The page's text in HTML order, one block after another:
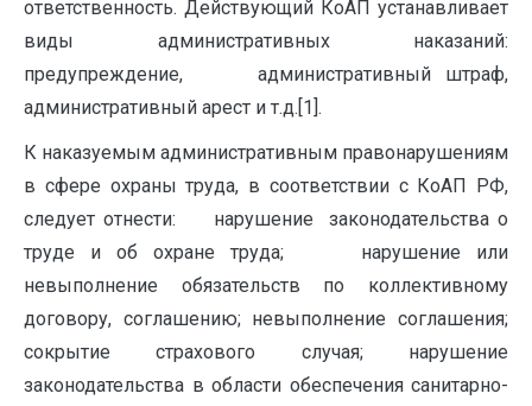
ответственность. Действующий КоАП устанавливает
виды административных наказаний:
предупреждение, административный штраф,
административный арест и т.д.[1].
К наказуемым административным правонарушениям
в сфере охраны труда, в соответствии с КоАП РФ,
следует отнести: нарушение законодательства о
труде и об охране труда; нарушение или
невыполнение обязательств по коллективному
договору, соглашению; невыполнение соглашения;
сокрытие страхового случая; нарушение
законодательства в области обеспечения санитарно-